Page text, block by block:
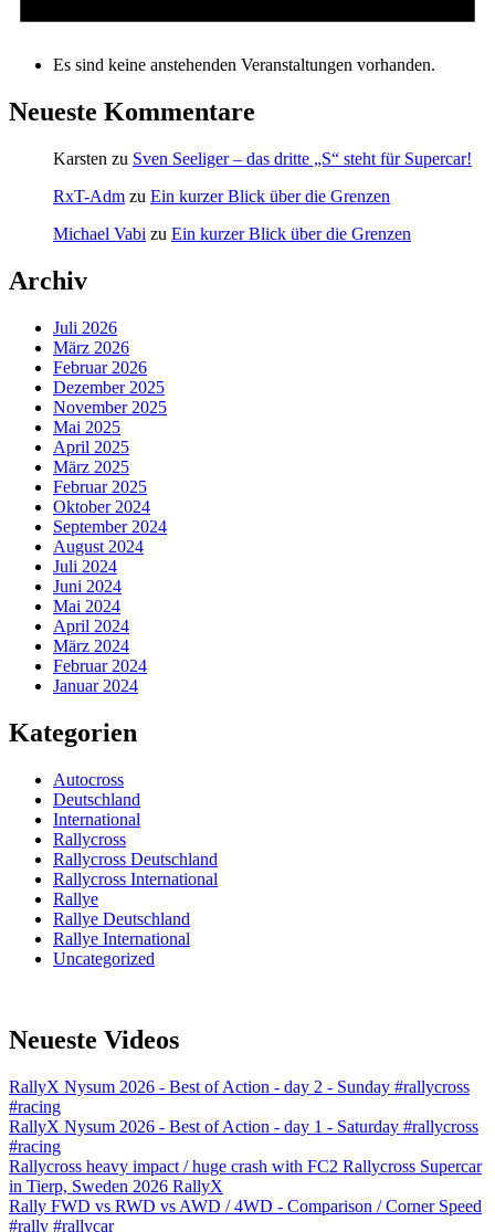
Es sind keine anstehenden Veranstaltungen vorhanden.
Neueste Kommentare
Karsten zu Sven Seeliger – das dritte „S“ steht für Supercar!
RxT-Adm zu Ein kurzer Blick über die Grenzen
Michael Vabi zu Ein kurzer Blick über die Grenzen
Archiv
Juli 2026
März 2026
Februar 2026
Dezember 2025
November 2025
Mai 2025
April 2025
März 2025
Februar 2025
Oktober 2024
September 2024
August 2024
Juli 2024
Juni 2024
Mai 2024
April 2024
März 2024
Februar 2024
Januar 2024
Kategorien
Autocross
Deutschland
International
Rallycross
Rallycross Deutschland
Rallycross International
Rallye
Rallye Deutschland
Rallye International
Uncategorized
Neueste Videos
RallyX Nysum 2026 - Best of Action - day 2 - Sunday #rallycross
#racing
RallyX Nysum 2026 - Best of Action - day 1 - Saturday #rallycross
#racing
Rallycross heavy impact / huge crash with FC2 Rallycross Supercar
in Tierp, Sweden 2026 RallyX
Rally FWD vs RWD vs AWD / 4WD - Comparison / Corner Speed
#rally #rallycar